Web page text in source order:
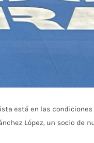
está en las
López, un socio de